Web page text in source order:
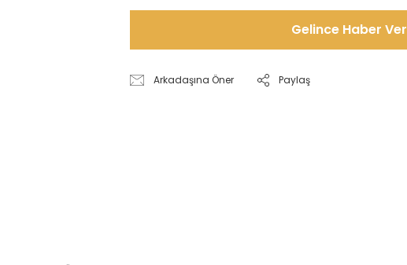
Gelince Haber Ver
Arkadaşına Öner Paylaş